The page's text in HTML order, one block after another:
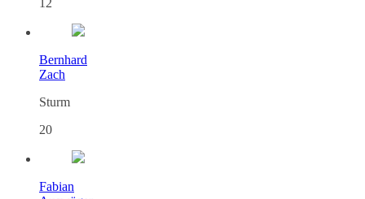
Bernhard
Zach
Sturm
20
Fabian